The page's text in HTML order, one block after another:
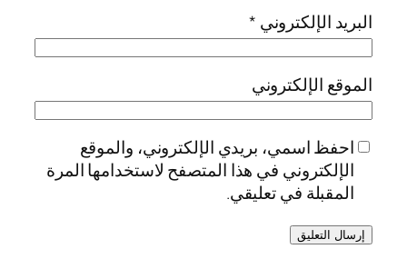
البريد الإلكتروني *
الموقع الإلكتروني
احفظ اسمي، بريدي الإلكتروني، والموقع
الإلكتروني في هذا المتصفح لاستخدامها المرة
المقبلة في تعليقي.